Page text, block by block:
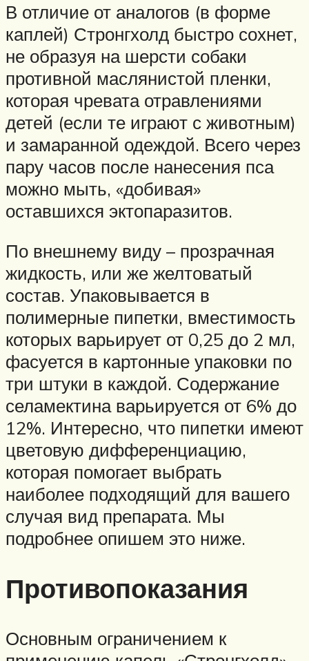
В отличие от аналогов (в форме
каплей) Стронгхолд быстро сохнет,
не образуя на шерсти собаки
противной маслянистой пленки,
которая чревата отравлениями
детей (если те играют с животным)
и замаранной одеждой. Всего через
пару часов после нанесения пса
можно мыть, «добивая»
оставшихся эктопаразитов.
По внешнему виду – прозрачная
жидкость, или же желтоватый
состав. Упаковывается в
полимерные пипетки, вместимость
которых варьирует от 0,25 до 2 мл,
фасуется в картонные упаковки по
три штуки в каждой. Содержание
селамектина варьируется от 6% до
12%. Интересно, что пипетки имеют
цветовую дифференциацию,
которая помогает выбрать
наиболее подходящий для вашего
случая вид препарата. Мы
подробнее опишем это ниже.
Противопоказания
Основным ограничением к